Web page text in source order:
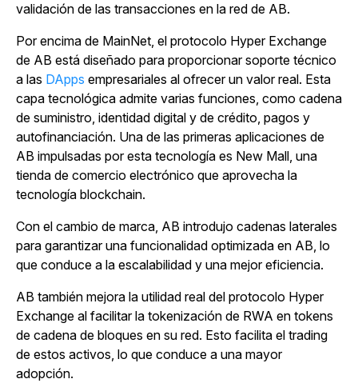
validación de las transacciones en la red de AB.
Por encima de MainNet, el protocolo Hyper Exchange
de AB está diseñado para proporcionar soporte técnico
a las DApps empresariales al ofrecer un valor real. Esta
capa tecnológica admite varias funciones, como cadena
de suministro, identidad digital y de crédito, pagos y
autofinanciación. Una de las primeras aplicaciones de
AB impulsadas por esta tecnología es New Mall, una
tienda de comercio electrónico que aprovecha la
tecnología blockchain.
Con el cambio de marca, AB introdujo cadenas laterales
para garantizar una funcionalidad optimizada en AB, lo
que conduce a la escalabilidad y una mejor eficiencia.
AB también mejora la utilidad real del protocolo Hyper
Exchange al facilitar la tokenización de RWA en tokens
de cadena de bloques en su red. Esto facilita el trading
de estos activos, lo que conduce a una mayor
adopción.